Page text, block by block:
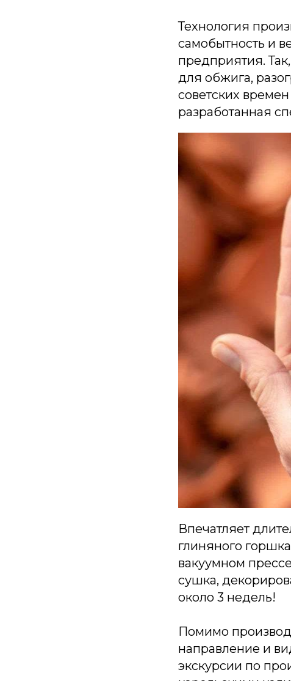
Технология
самобытность и
предприятия.
для обжига,
советских
разработанная
Впечатляет
глиняного
вакуумном
сушка,
около 3 недель!
Помимо
направление и
экскурсии по